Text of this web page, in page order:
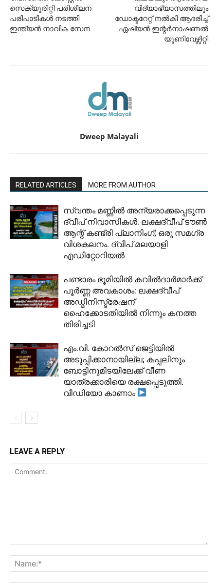
സെക്യൂരിറ്റി പരിശീലന
പരിപാടികൾ നടത്തി
ഇന്ത്യൻ നാവിക സേന.
വിദ്യാഭ്യാസത്തിലും
ഡോക്ടറേറ്റ് നൽകി ആദരിച്ച്
ഏഷ്യൻ ഇന്റർനാഷണൽ
യൂണിവേഴ്സിറ്റി
Dweep Malayali
RELATED ARTICLES MORE FROM AUTHOR
സ്വന്തം മണ്ണിൽ അന്യരാക്കപ്പെടുന്ന
ദ്വീപ് നിവാസികൾ. ലക്ഷദ്വീപ് ടൗൺ
ആന്റ് കണ്ട്രി പ്ലാനിംഗ്; ഒരു സമഗ്ര
വിശകലനം. ദ്വീപ് മലയാളി
എഡിറ്റോറിയൽ
പണ്ടാരം ഭൂമിയിൽ കവിൽദാർമാർക്ക്
പൂർണ്ണ അവകാശം: ലക്ഷദ്വീപ്
അഡ്മിനിസ്ട്രേഷന്
ഹൈക്കോടതിയിൽ നിന്നും കനത്ത
തിരിച്ചടി
​എം.വി. കോറൽസ് ജെട്ടിയിൽ
അടുപ്പിക്കാനായില്ല; കപ്പലിനും
ബോട്ടിനുമിടയിലേക്ക് വീണ
യാത്രക്കാരിയെ രക്ഷപ്പെടുത്തി.
വീഡിയോ കാണാം
LEAVE A REPLY